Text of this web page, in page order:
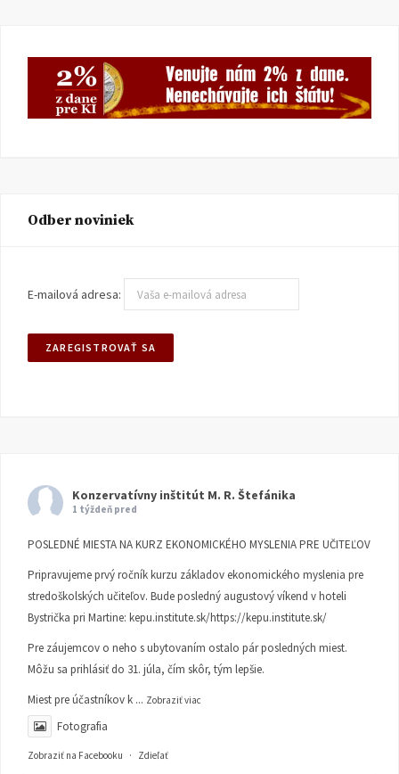
Odber noviniek
E-mailová adresa:
Konzervatívny inštitút M. R. Štefánika
1 týždeň pred
POSLEDNÉ MIESTA NA KURZ EKONOMICKÉHO MYSLENIA PRE UČITEĽOV
Pripravujeme prvý ročník kurzu základov ekonomického myslenia pre
stredoškolských učiteľov. Bude posledný augustový víkend v hoteli
Bystrička pri Martine: kepu.institute.sk/https://kepu.institute.sk/
Pre záujemcov o neho s ubytovaním ostalo pár posledných miest.
Môžu sa prihlásiť do 31. júla, čím skôr, tým lepšie.
Miest pre účastníkov k ... Zobraziť viac
Fotografia
Zobraziť na Facebooku · Zdieľať